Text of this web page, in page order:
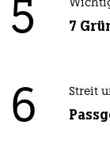
5 7
6 Streit